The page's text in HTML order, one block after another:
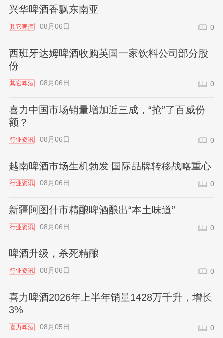
兴华啤酒香飘东南亚
其它啤酒 08月06日 0
西班牙达姆啤酒收购英国一家饮料公司部分股
份
其它啤酒 08月06日 0
喜力中国市场销量增加近三成，“抢”了百威份
额？
行业资讯 08月06日 0
越南啤酒市场生机勃发 国际品牌转移战略重心
行业资讯 08月06日 0
新疆阿图什市精酿啤酒酿出“本土味道”
行业资讯 08月06日 0
啤酒升级，杀死精酿
行业资讯 08月06日 0
喜力啤酒2026年上半年销量1428万千升，增长
3%
喜力啤酒 08月05日 0